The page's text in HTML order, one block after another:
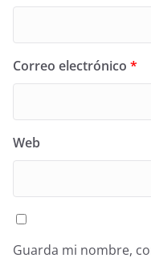
Correo electrónico *
Web
Guarda mi nombre,